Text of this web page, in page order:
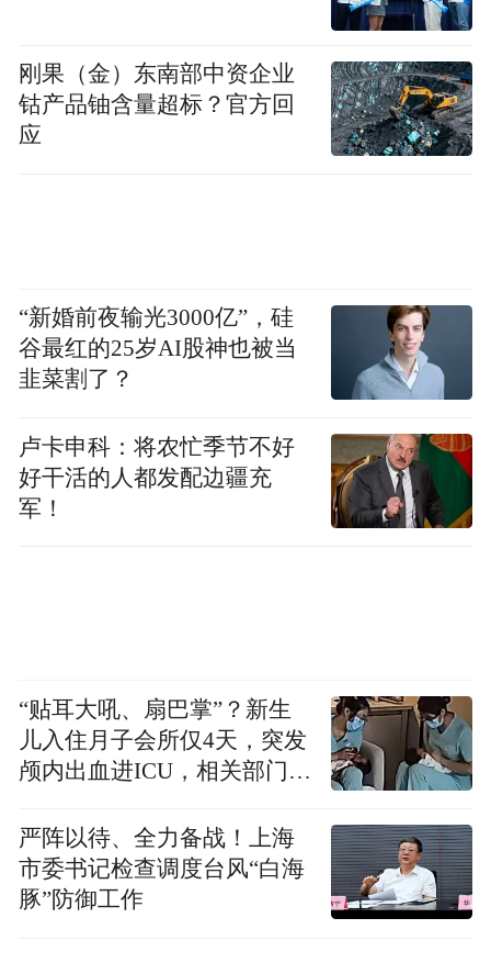
“远超”以往任何的紧急状态。
特朗普发出的另一个威胁则是希望将西班牙
刚果（金）东南部中资企业
钴产品铀含量超标？官方回
应
“新婚前夜输光3000亿”，硅
谷最红的25岁AI股神也被当
韭菜割了？
卢卡申科：将农忙季节不好
好干活的人都发配边疆充
军！
“贴耳大吼、扇巴掌”？新生
儿入住月子会所仅4天，突发
颅内出血进ICU，相关部门已
严阵以待、全力备战！上海
市委书记检查调度台风“白海
豚”防御工作